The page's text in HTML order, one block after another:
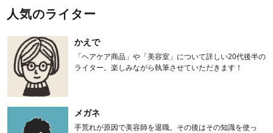
人気のライター
かえで
「ヘアケア商品」や「美容室」について詳しい20代後半の
ライター。楽しみながら執筆させていただきます！
メガネ
手荒れが原因で美容師を退職。その後はその知識を使っ